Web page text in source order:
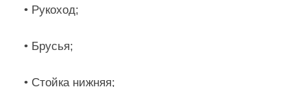
• Рукоход;
• Брусья;
• Стойка нижняя;